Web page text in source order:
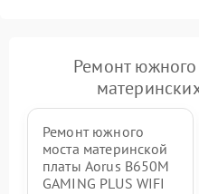
Ремонт
Ремонт южного
моста материнской
платы Aorus B650M
GAMING PLUS WIFI